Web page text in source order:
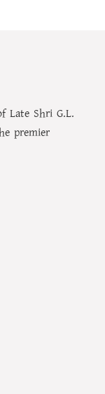
Late Shri G.L.
premier